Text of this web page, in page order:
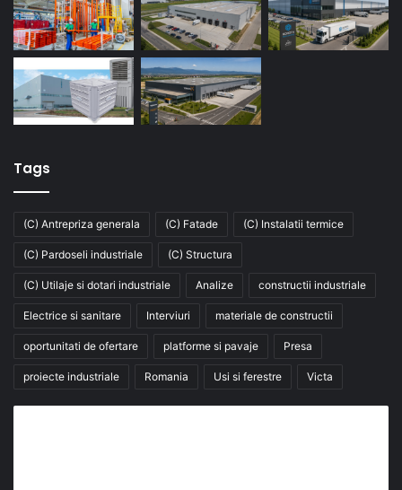
Tags
(C) Antrepriza generala (C) Fatade (C) Instalatii termice
(C) Pardoseli industriale (C) Structura
(C) Utilaje si dotari industriale Analize constructii industriale
Electrice si sanitare Interviuri materiale de constructii
oportunitati de ofertare platforme si pavaje Presa
proiecte industriale Romania Usi si ferestre Victa